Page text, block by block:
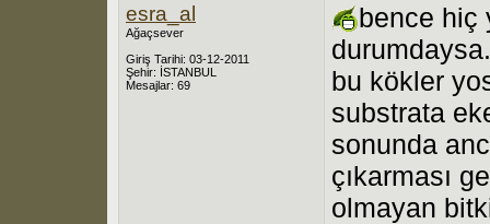
esra_al
Ağaçsever
Giriş Tarihi: 03-12-2011
Şehir: İSTANBUL
Mesajlar: 69
bence hiç
durumdaysa.
bu kökler
substrata
sonunda
çıkarması
olmayan